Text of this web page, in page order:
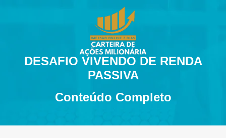
DESAFIO VIVENDO DE RENDA
PASSIVA
Conteúdo Completo